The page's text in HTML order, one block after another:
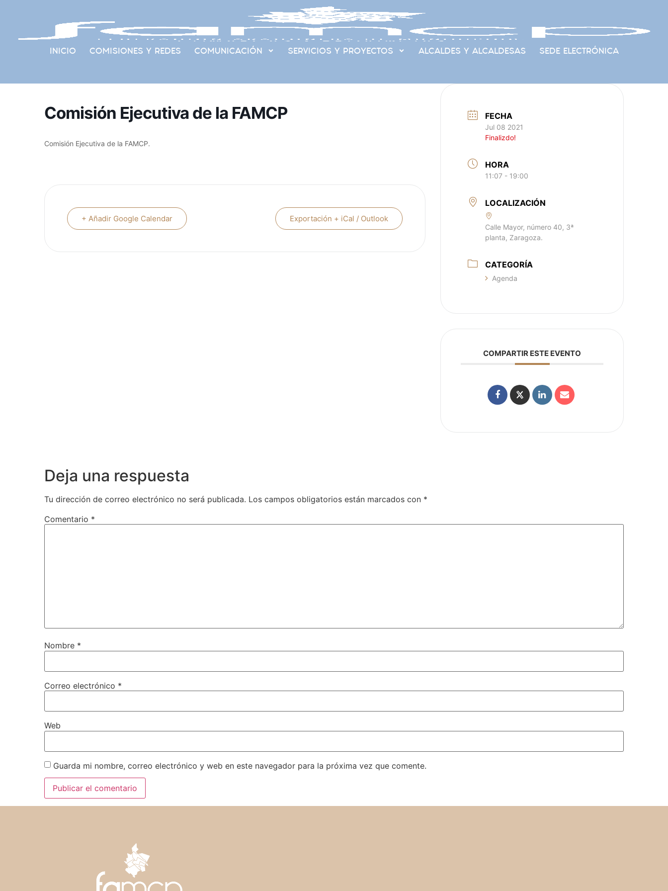
INICIO COMISIONES Y REDES COMUNICACIÓN SERVICIOS Y PROYECTOS ALCALDES Y ALCALDESAS SEDE ELECTRÓNICA
Comisión Ejecutiva de la FAMCP
Comisión Ejecutiva de la FAMCP.
+ Añadir Google Calendar Exportación + iCal / Outlook
FECHA
Jul 08 2021
Finalizdo!
HORA
11:07 - 19:00
LOCALIZACIÓN
Calle Mayor, número 40, 3ª
planta, Zaragoza.
CATEGORÍA
Agenda
COMPARTIR ESTE EVENTO
Deja una respuesta
Tu dirección de correo electrónico no será publicada. Los campos obligatorios están marcados con *
Comentario *
Nombre *
Correo electrónico *
Web
Guarda mi nombre, correo electrónico y web en este navegador para la próxima vez que comente.